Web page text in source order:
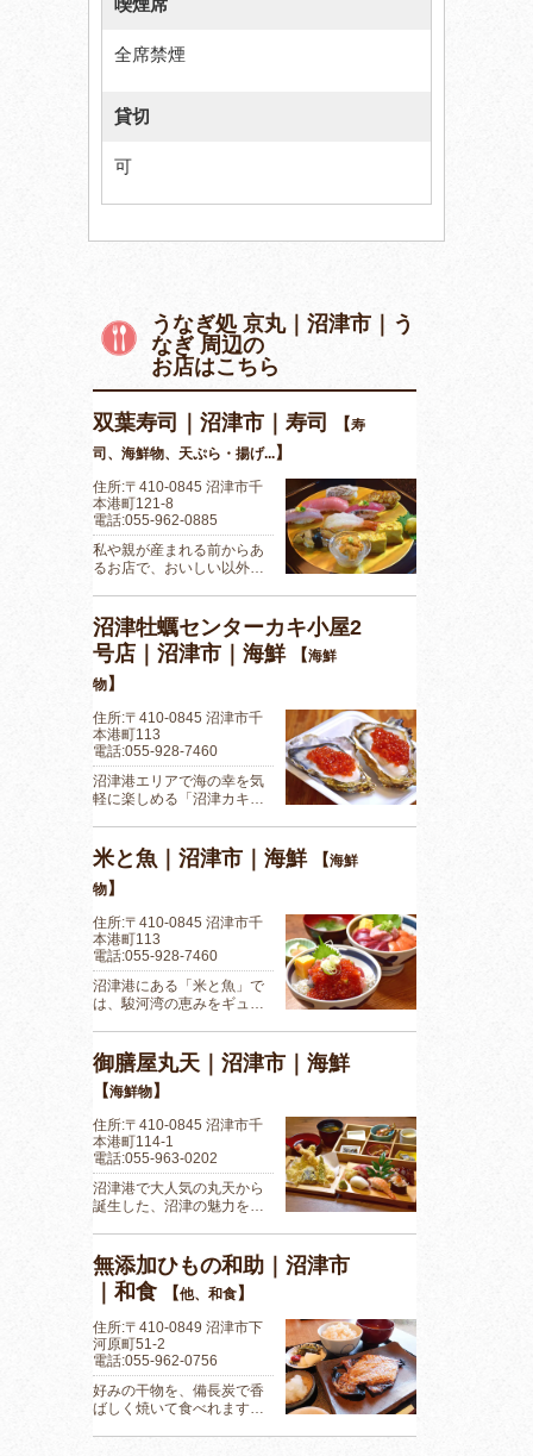
喫煙席
全席禁煙
貸切
可
うなぎ処 京丸｜沼津市｜う
なぎ 周辺の
お店はこちら
双葉寿司｜沼津市｜寿司 【寿
司、海鮮物、天ぷら・揚げ...】
住所:〒410-0845 沼津市千
本港町121-8
電話:055-962-0885
私や親が産まれる前からあ
るお店で、おいしい以外…
沼津牡蠣センターカキ小屋2
号店｜沼津市｜海鮮
【海鮮
物】
住所:〒410-0845 沼津市千
本港町113
電話:055-928-7460
沼津港エリアで海の幸を気
軽に楽しめる「沼津カキ…
米と魚｜沼津市｜海鮮 【海鮮
物】
住所:〒410-0845 沼津市千
本港町113
電話:055-928-7460
沼津港にある「米と魚」で
は、駿河湾の恵みをギュ…
御膳屋丸天｜沼津市｜海鮮
【海鮮物】
住所:〒410-0845 沼津市千
本港町114-1
電話:055-963-0202
沼津港で大人気の丸天から
誕生した、沼津の魅力を…
無添加ひもの和助｜沼津市
｜和食
【他、和食】
住所:〒410-0849 沼津市下
河原町51-2
電話:055-962-0756
好みの干物を、備長炭で香
ばしく焼いて食べれます…